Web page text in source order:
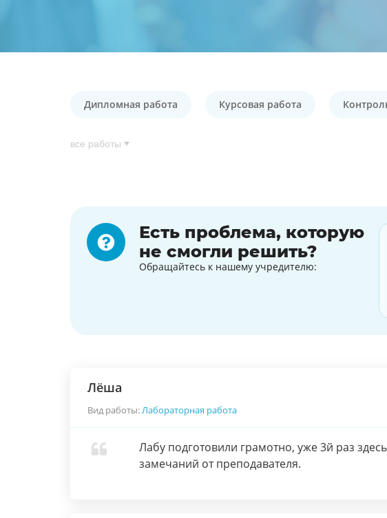
Дипломная работа Курсовая работа
все работы
Есть проблема, которую
не смогли решить?
Обращайтесь к нашему учредителю:
Лёша
Вид работы:Лабораторная работа
Лабу подготовили грамотно, уже 3й раз
замечаний от преподавателя.